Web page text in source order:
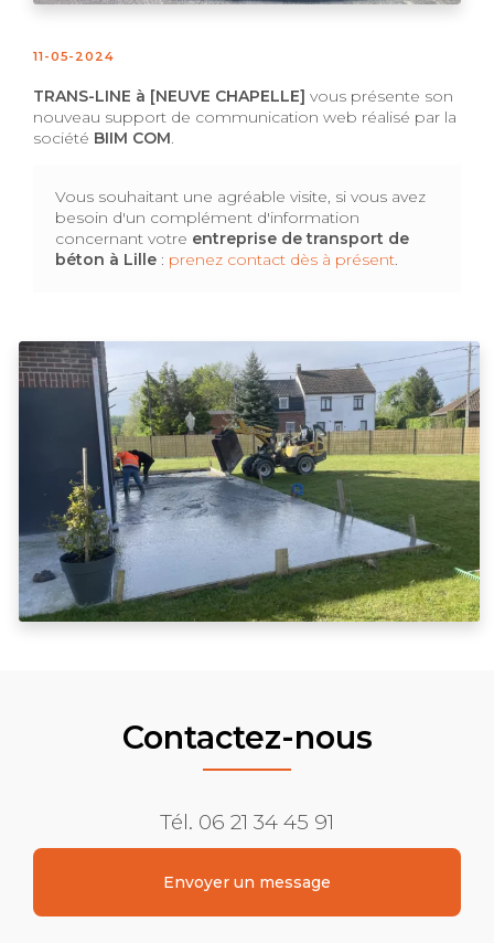
11-05-2024
TRANS-LINE à [NEUVE CHAPELLE] vous présente son
nouveau support de communication web réalisé par la
société BIIM COM.
Vous souhaitant une agréable visite, si vous avez
besoin d'un complément d'information
concernant votre entreprise de transport de
béton à Lille : prenez contact dès à présent.
Contactez-nous
Tél. 06 21 34 45 91
Envoyer un message